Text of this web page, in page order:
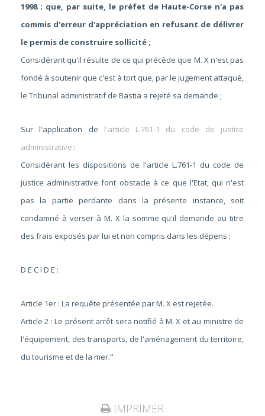
1998 ; que, par suite, le préfet de Haute-Corse n'a pas
commis d'erreur d'appréciation en refusant de délivrer
le permis de construire sollicité ;
Considérant qu'il résulte de ce qui précède que M. X n'est pas
fondé à soutenir que c'est à tort que, par le jugement attaqué,
le Tribunal administratif de Bastia a rejeté sa demande ;
Sur l'application de l'article L.761-1 du code de justice
administrative :
Considérant les dispositions de l'article L.761-1 du code de
justice administrative font obstacle à ce que l'Etat, qui n'est
pas la partie perdante dans la présente instance, soit
condamné à verser à M. X la somme qu'il demande au titre
des frais exposés par lui et non compris dans les dépens ;
D E C I D E :
Article 1er : La requête présentée par M. X est rejetée.
Article 2 : Le présent arrêt sera notifié à M. X et au ministre de
l'équipement, des transports, de l'aménagement du territoire,
du tourisme et de la mer."
IMPRIMER